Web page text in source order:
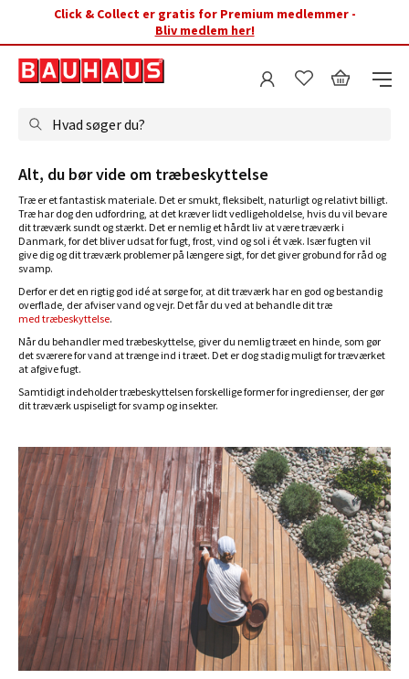
Click & Collect er gratis for Premium medlemmer -
Bliv medlem her!
Hvad søger du?
Alt, du bør vide om træbeskyttelse
Træ er et fantastisk materiale. Det er smukt, fleksibelt, naturligt og relativt billigt.
Træ har dog den udfordring, at det kræver lidt vedligeholdelse, hvis du vil bevare
dit træværk sundt og stærkt. Det er nemlig et hårdt liv at være træværk i
Danmark, for det bliver udsat for fugt, frost, vind og sol i ét væk. Især fugten vil
give dig og dit træværk problemer på længere sigt, for det giver grobund for råd og
svamp.
Derfor er det en rigtig god idé at sørge for, at dit træværk har en god og bestandig
overflade, der afviser vand og vejr. Det får du ved at behandle dit træ
med træbeskyttelse.
Når du behandler med træbeskyttelse, giver du nemlig træet en hinde, som gør
det sværere for vand at trænge ind i træet. Det er dog stadig muligt for træværket
at afgive fugt.
Samtidigt indeholder træbeskyttelsen forskellige former for ingredienser, der gør
dit træværk uspiseligt for svamp og insekter.